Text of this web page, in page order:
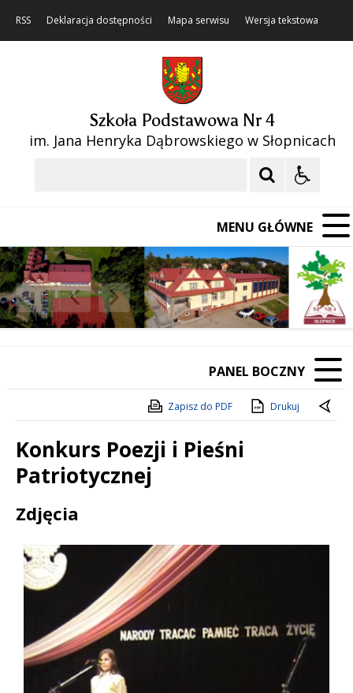
RSS Deklaracja dostępności Mapa serwisu Wersja tekstowa
Szkoła Podstawowa Nr 4
im. Jana Henryka Dąbrowskiego w Słopnicach
MENU GŁÓWNE
Poprzedni Element
Następny Element
❚❚
PANEL BOCZNY
Zapisz do PDF Drukuj
Konkurs Poezji i Pieśni
Patriotycznej
Treść
Zdjęcia